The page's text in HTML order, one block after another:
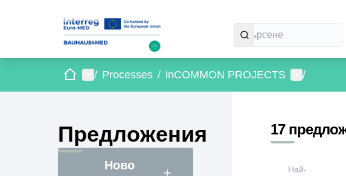
НачалоГлавно меню
/ Processes / inCOMMON PROJECTS /
Предложения
Ново
17
Най-